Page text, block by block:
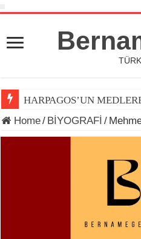
HARPAGOS’UN
Home/ BİYOGRAFİ /